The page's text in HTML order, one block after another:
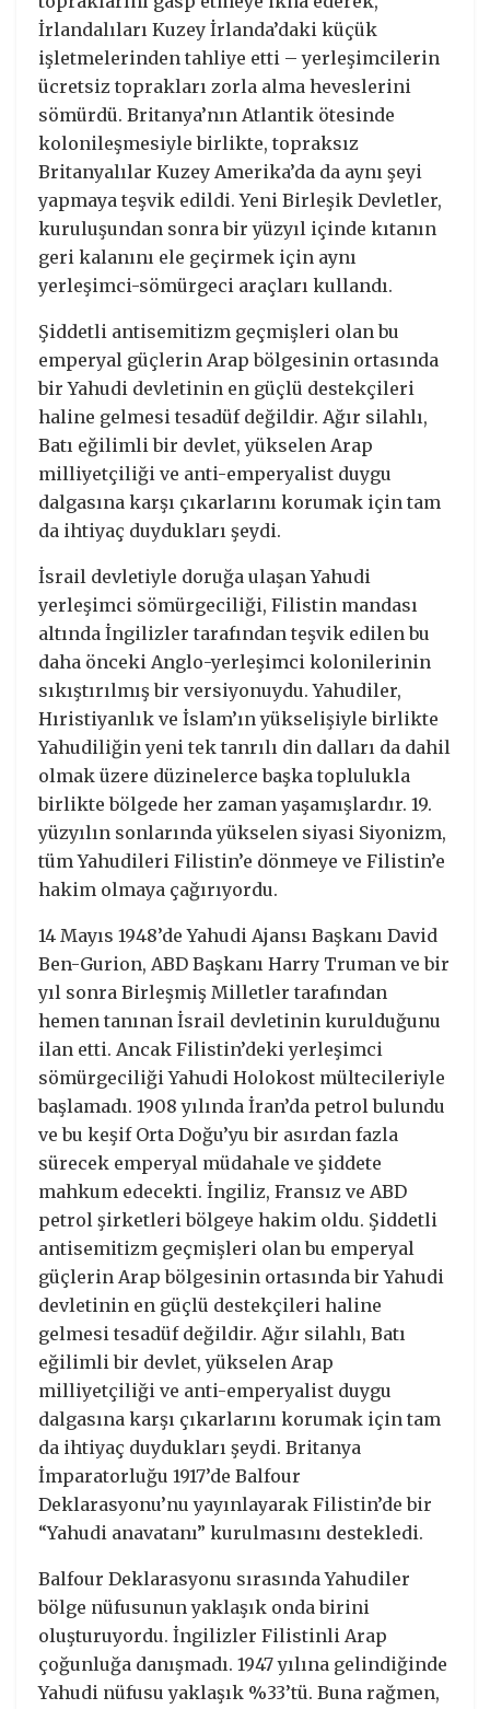
İrlandalıları Kuzey İrlanda’daki küçük
işletmelerinden tahliye etti – yerleşimcilerin
ücretsiz toprakları zorla alma heveslerini
sömürdü. Britanya’nın Atlantik ötesinde
kolonileşmesiyle birlikte, topraksız
Britanyalılar Kuzey Amerika’da da aynı şeyi
yapmaya teşvik edildi. Yeni Birleşik Devletler,
kuruluşundan sonra bir yüzyıl içinde kıtanın
geri kalanını ele geçirmek için aynı
yerleşimci-sömürgeci araçları kullandı.
Şiddetli antisemitizm geçmişleri olan bu
emperyal güçlerin Arap bölgesinin ortasında
bir Yahudi devletinin en güçlü destekçileri
haline gelmesi tesadüf değildir. Ağır silahlı,
Batı eğilimli bir devlet, yükselen Arap
milliyetçiliği ve anti-emperyalist duygu
dalgasına karşı çıkarlarını korumak için tam
da ihtiyaç duydukları şeydi.
İsrail devletiyle doruğa ulaşan Yahudi
yerleşimci sömürgeciliği, Filistin mandası
altında İngilizler tarafından teşvik edilen bu
daha önceki Anglo-yerleşimci kolonilerinin
sıkıştırılmış bir versiyonuydu. Yahudiler,
Hıristiyanlık ve İslam’ın yükselişiyle birlikte
Yahudiliğin yeni tek tanrılı din dalları da dahil
olmak üzere düzinelerce başka toplulukla
birlikte bölgede her zaman yaşamışlardır. 19.
yüzyılın sonlarında yükselen siyasi Siyonizm,
tüm Yahudileri Filistin’e dönmeye ve Filistin’e
hakim olmaya çağırıyordu.
14 Mayıs 1948’de Yahudi Ajansı Başkanı David
Ben-Gurion, ABD Başkanı Harry Truman ve bir
yıl sonra Birleşmiş Milletler tarafından
hemen tanınan İsrail devletinin kurulduğunu
ilan etti. Ancak Filistin’deki yerleşimci
sömürgeciliği Yahudi Holokost mültecileriyle
başlamadı. 1908 yılında İran’da petrol bulundu
ve bu keşif Orta Doğu’yu bir asırdan fazla
sürecek emperyal müdahale ve şiddete
mahkum edecekti. İngiliz, Fransız ve ABD
petrol şirketleri bölgeye hakim oldu. Şiddetli
antisemitizm geçmişleri olan bu emperyal
güçlerin Arap bölgesinin ortasında bir Yahudi
devletinin en güçlü destekçileri haline
gelmesi tesadüf değildir. Ağır silahlı, Batı
eğilimli bir devlet, yükselen Arap
milliyetçiliği ve anti-emperyalist duygu
dalgasına karşı çıkarlarını korumak için tam
da ihtiyaç duydukları şeydi. Britanya
İmparatorluğu 1917’de Balfour
Deklarasyonu’nu yayınlayarak Filistin’de bir
“Yahudi anavatanı” kurulmasını destekledi.
Balfour Deklarasyonu sırasında Yahudiler
bölge nüfusunun yaklaşık onda birini
oluşturuyordu. İngilizler Filistinli Arap
çoğunluğa danışmadı. 1947 yılına gelindiğinde
Yahudi nüfusu yaklaşık %33’tü. Buna rağmen,